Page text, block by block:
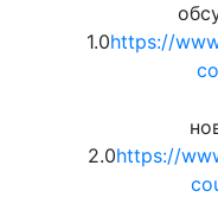
1.0https://
2.0https://